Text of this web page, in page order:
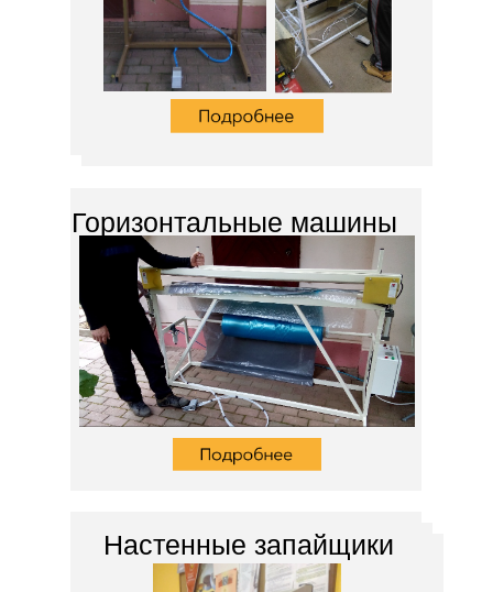
Горизонтальные машины
Настенные запайщики